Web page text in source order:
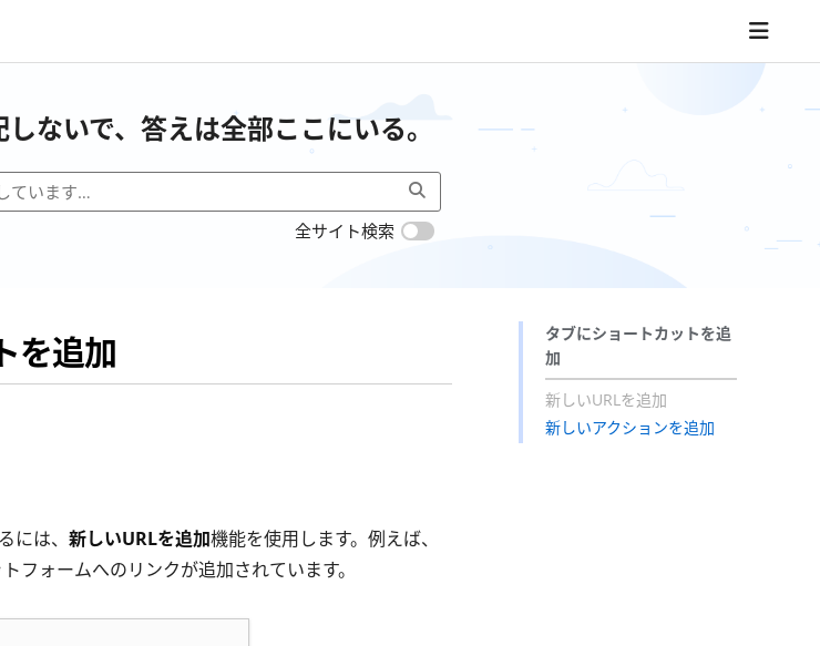
ないで、答えは全部ここにいる。
全サイト検索
タブにショートカットを追
加
新しいURLを追加
新しいアクションを追加
を追加
には、 新しいURLを追加機能を使用します。例えば、
フォームへのリンクが追加されています。